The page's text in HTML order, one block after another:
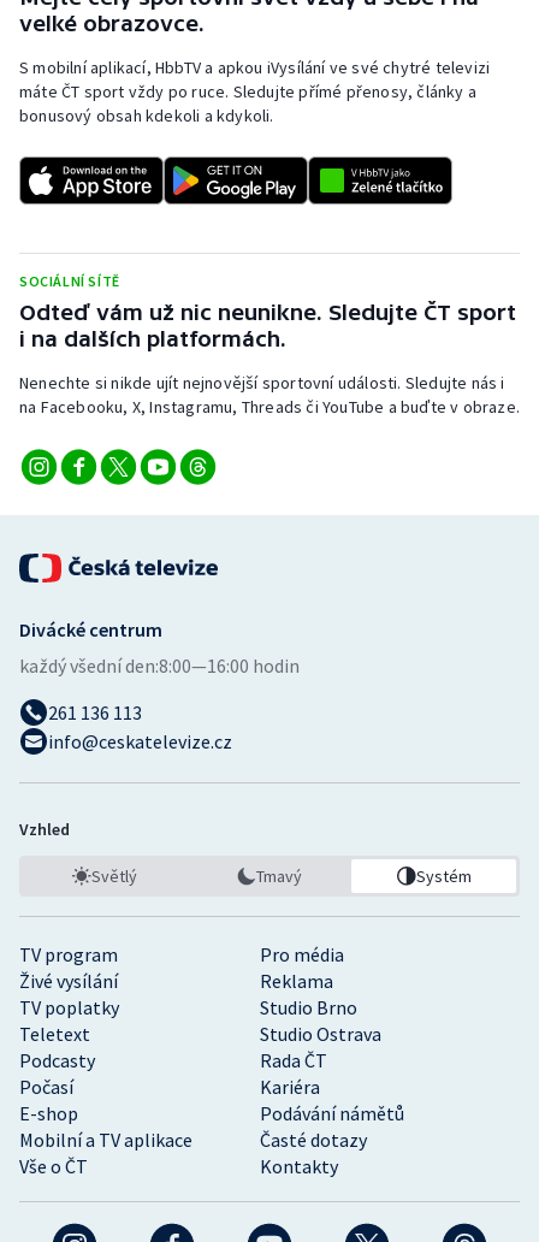
Rychlostní kanoistika
Short track
Sportovní střelba
Stolní tenis
Vodní slalom
Volejbal
Ostatní
velké obrazovce.
S mobilní aplikací, HbbTV a apkou iVysílání ve své chytré televizi
máte ČT sport vždy po ruce. Sledujte přímé přenosy, články a
bonusový obsah kdekoli a kdykoli.
SOCIÁLNÍ SÍTĚ
Odteď vám už nic neunikne. Sledujte ČT sport
i na dalších platformách.
Nenechte si nikde ujít nejnovější sportovní události. Sledujte nás i
na Facebooku, X, Instagramu, Threads či YouTube a buďte v obraze.
TV program
Pro média
Živé vysílání
Reklama
TV poplatky
Studio Brno
Teletext
Studio Ostrava
Podcasty
Rada ČT
Počasí
Kariéra
E-shop
Podávání námětů
Mobilní a TV aplikace
Časté dotazy
Vše o ČT
Kontakty
Divácké centrum
každý všední den:8:00—16:00 hodin
261 136 113
info@ceskatelevize.cz
Vzhled
Světlý Tmavý Systém